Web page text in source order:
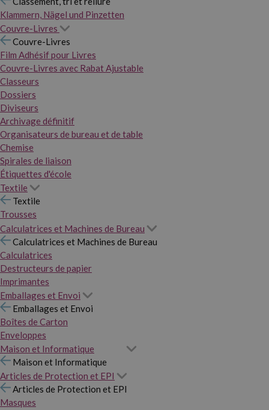
Klammern, Nägel und Pinzetten
Couvre-Livres
Couvre-Livres
Film Adhésif pour Livres
Couvre-Livres avec Rabat Ajustable
Classeurs
Dossiers
Diviseurs
Archivage définitif
Organisateurs de bureau et de table
Chemise
Spirales de liaison
Étiquettes d'école
Textile
Textile
Trousses
Calculatrices et Machines de Bureau
Calculatrices et Machines de Bureau
Calculatrices
Destructeurs de papier
Imprimantes
Emballages et Envoi
Emballages et Envoi
Boîtes de Carton
Enveloppes
Maison et Informatique
Maison et Informatique
Articles de Protection et EPI
Articles de Protection et EPI
Masques